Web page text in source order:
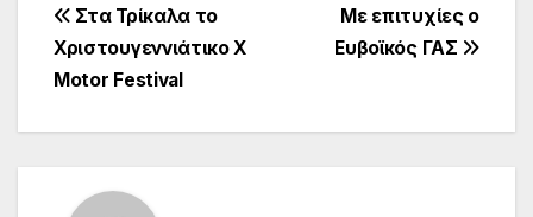
Πλοήγηση
άρθρων
Με επιτυχίες ο
Ευβοϊκός ΓΑΣ
Στα Τρίκαλα το
Χριστουγεννιάτικο Χ
Μotor Festival